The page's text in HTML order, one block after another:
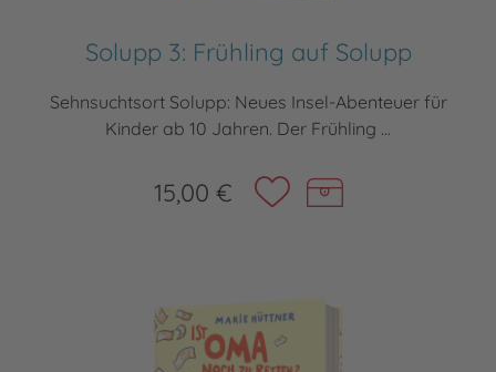
Solupp 3: Frühling auf Solupp
Sehnsuchtsort Solupp: Neues Insel-Abenteuer für
Kinder ab 10 Jahren. Der Frühling ...
15,00 €